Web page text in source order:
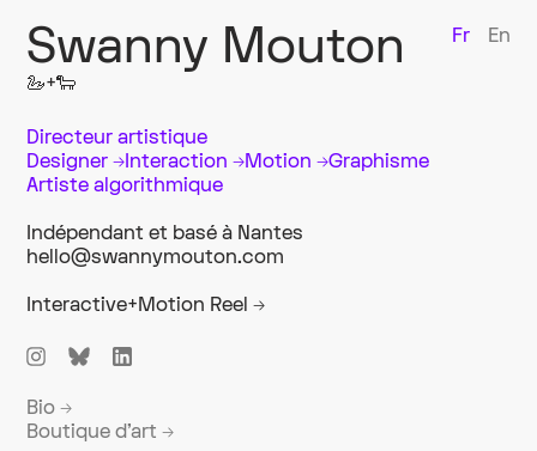
Fr En
Swanny Mouton
🦢+🐑
Directeur artistique
Designer →Interaction →Motion →Graphisme
Artiste algorithmique
Indépendant et basé à Nantes
hello@swannymouton.com
Interactive+Motion Reel →
Bio →
Boutique d'art →